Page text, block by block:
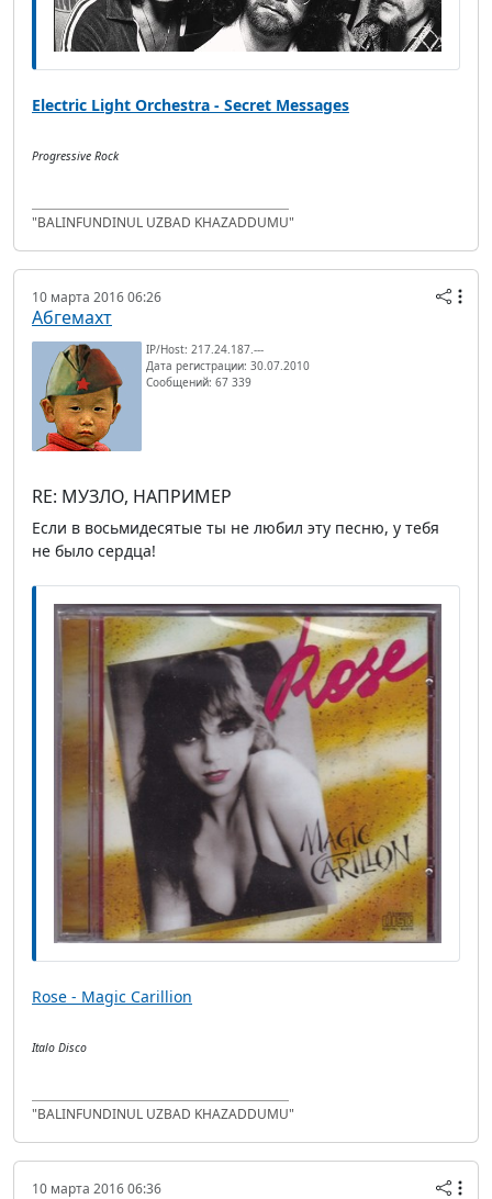
Electric Light Orchestra - Secret Messages
Progressive Rock
"BALINFUNDINUL UZBAD KHAZADDUMU"
10 марта 2016 06:26
Абгемахт
IP/Host: 217.24.187.---
Дата регистрации: 30.07.2010
Сообщений: 67 339
RE: МУЗЛО, НАПРИМЕР
Если в восьмидесятые ты не любил эту песню, у тебя
не было сердца!
Rose - Magic Carillion
Italo Disco
"BALINFUNDINUL UZBAD KHAZADDUMU"
10 марта 2016 06:36